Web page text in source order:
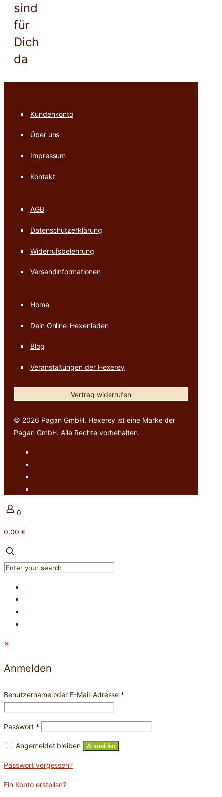
sind
für
Dich
da
Kundenkonto
Über uns
Impressum
Kontakt
AGB
Datenschutzerklärung
Widerrufsbelehrung
Versandinformationen
Home
Dein Online-Hexenladen
Blog
Veranstaltungen der Hexerey
Vertrag widerrufen
© 2026 Pagan GmbH. Hexerey ist eine Marke der
Pagan GmbH. Alle Rechte vorbehalten.
0
0,00 €
✕
Anmelden
Benutzername oder E-Mail-Adresse *
Passwort *
Angemeldet bleiben Anmelden
Passwort vergessen?
Ein Konto erstellen?